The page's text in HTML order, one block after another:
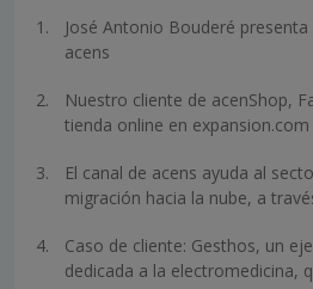
José Antonio Bouderé
acens
Nuestro cliente de acenShop,
tienda online en expansion.com
El canal de acens ayuda al
migración hacia la nube, a
Caso de cliente: Gesthos, un
dedicada a la electromedicina,